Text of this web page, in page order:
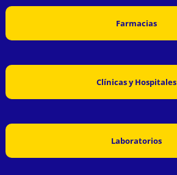
Farmacias
Clínicas y Hospitales
Laboratorios